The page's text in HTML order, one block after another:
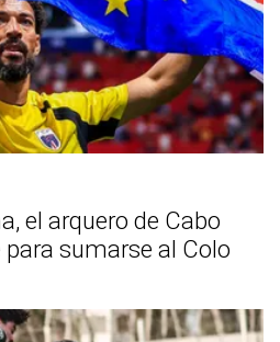
el arquero de Cabo
para sumarse al Colo